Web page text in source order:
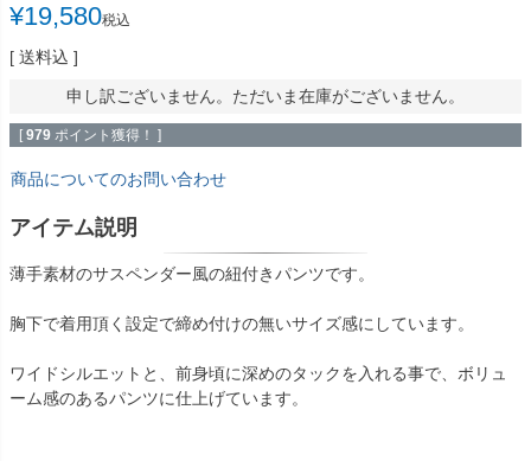
¥19,580税込
送料込
申し訳ございません。ただいま在庫がございません。
[ 979 ポイント獲得！ ]
商品についてのお問い合わせ
アイテム説明
薄手素材のサスペンダー風の紐付きパンツです。
胸下で着用頂く設定で締め付けの無いサイズ感にしています。
ワイドシルエットと、前身頃に深めのタックを入れる事で、ボリュ
ーム感のあるパンツに仕上げています。